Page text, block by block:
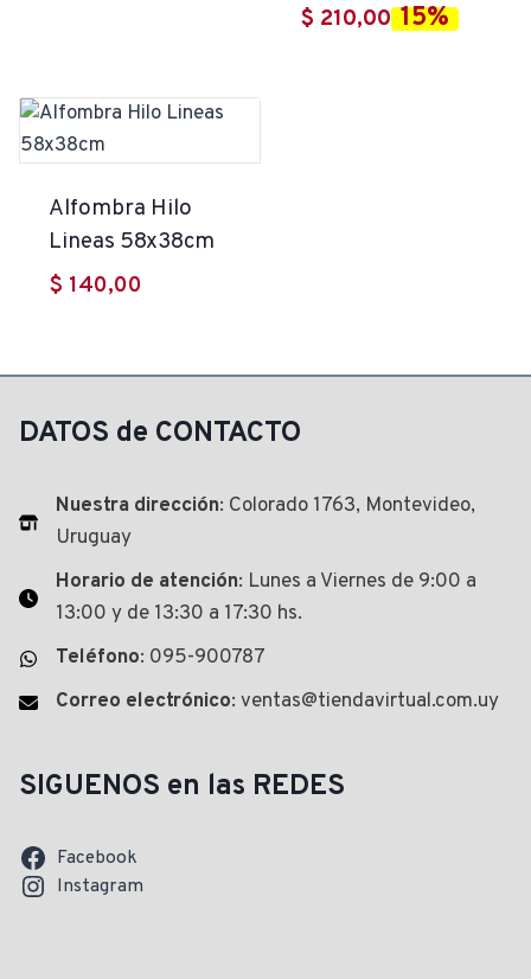
precio
$ 210,00El15%
Alfombra Hilo
Lineas 58x38cm
$ 140,00
DATOS de CONTACTO
Nuestra dirección: Colorado 1763, Montevideo,
Uruguay
Horario de atención: Lunes a Viernes de 9:00 a
13:00 y de 13:30 a 17:30 hs.
Teléfono: 095-900787
Correo electrónico: ventas@tiendavirtual.com.uy
SIGUENOS en las REDES
Facebook
Instagram